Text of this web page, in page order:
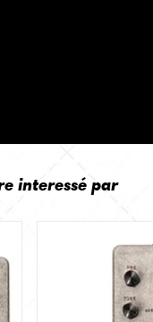
interessé par